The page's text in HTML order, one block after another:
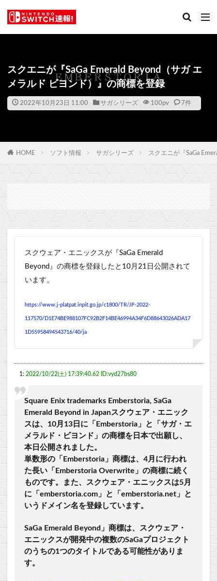
スクエニが『SaGa Emerald Beyond（サガ エ
メラルド ビヨンド）』の商標を登録
2022年10月23日 11:00 サガシリーズ 100pv 7件
HOME ソフト情報 サガシリーズ スクエニが『SaGa
スクウェア・エニックスが『 SaGa Emerald
Beyond 』の商標を登録したと10月21日公開されて
います。
https://www.j-platpat.inpit.go.jp/c1800/TR/JP-2022-
117570/D1E74BE988107FC92B2F14BE46994A34F6D88643026ADA17
1D55958494543716/40/ja
1: 2022/10/22(土) 17:39:40.62 ID:vyd27bs80
Square Enix trademarks Emberstoria, SaGa
Emerald Beyond in Japanスクウェア・エニック
スは、10月13日に「Emberstoria」と「サガ・エ
メラルド・ビヨンド」の商標を日本で出願し、
本日公開されました。
単数形の「Emberstoria」商標は、4月に行われ
た長い「Emberstoria Overwrite」の商標に続く
ものです。また、スクウェア・エニックスは5月
に「emberstoria.com」と「emberstoria.net」と
いうドメイン名を登録しています。
SaGa Emerald Beyond」商標は、スクウェア・
エニックスが開発中の複数のSaGaプロジェクト
のうちの1つのタイトルである可能性がありま
す。